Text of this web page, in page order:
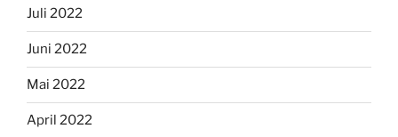
Juli 2022
Juni 2022
Mai 2022
April 2022